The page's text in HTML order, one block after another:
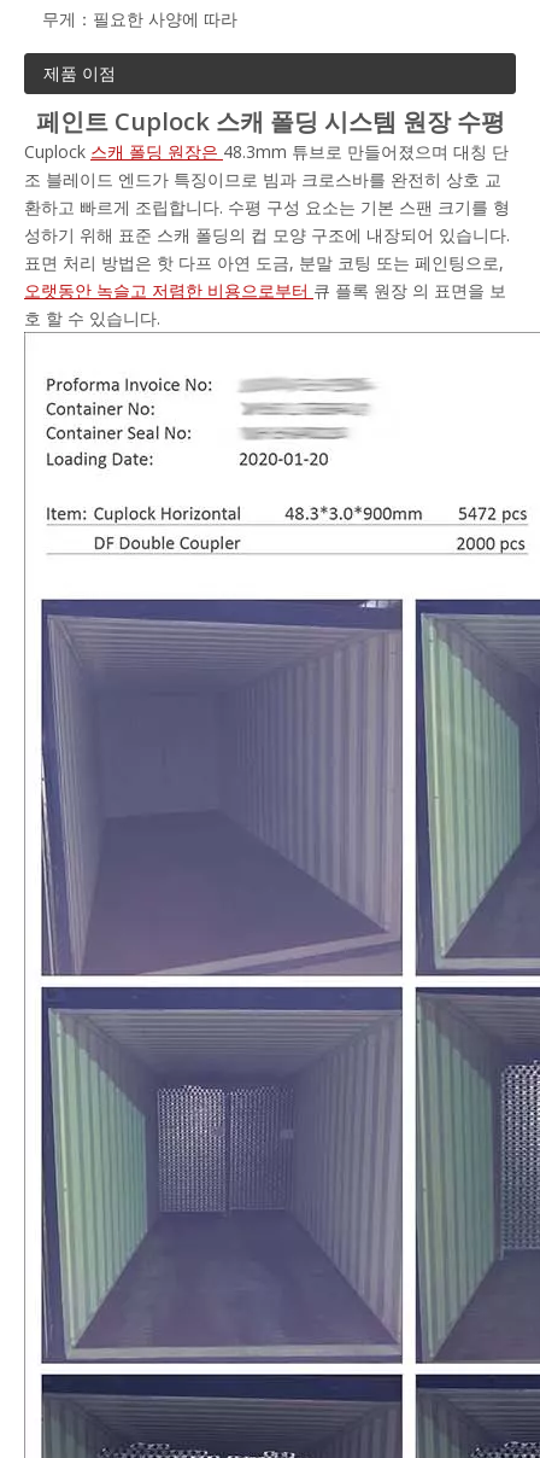
무게： 필요한 사양에 따라
제품 이점
페인트 Cuplock 스캐 폴딩 시스템 원장 수평
Cuplock 스캐 폴딩 원장은 48.3mm 튜브로 만들어졌으며 대칭 단
조 블레이드 엔드가 특징이므로 빔과 크로스바를 완전히 상호 교
환하고 빠르게 조립합니다. 수평 구성 요소는 기본 스팬 크기를 형
성하기 위해 표준 스캐 폴딩의 컵 모양 구조에 내장되어 있습니다.
표면 처리 방법은 핫 다프 아연 도금, 분말 코팅 또는 페인팅으로,
오랫동안 녹슬고 저렴한 비용으로부터 큐 플록 원장 의 표면을 보
호 할 수 있습니다.